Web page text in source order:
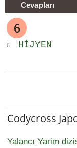
Cevapları
6
6 HIJYEN
Codycross
Yalancı Yarim